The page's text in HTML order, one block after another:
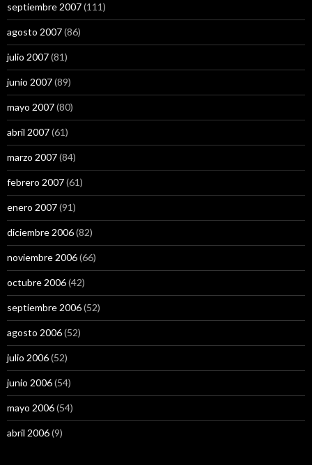
septiembre 2007(111)
agosto 2007(86)
julio 2007(81)
junio 2007(89)
mayo 2007(80)
abril 2007(61)
marzo 2007(84)
febrero 2007(61)
enero 2007(91)
diciembre 2006(82)
noviembre 2006(66)
octubre 2006(42)
septiembre 2006(52)
agosto 2006(52)
julio 2006(52)
junio 2006(54)
mayo 2006(54)
abril 2006(9)